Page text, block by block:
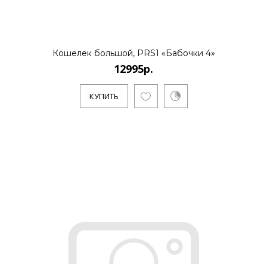
Кошелек большой, PRS1 «Бабочки 4»
12995р.
КУПИТЬ